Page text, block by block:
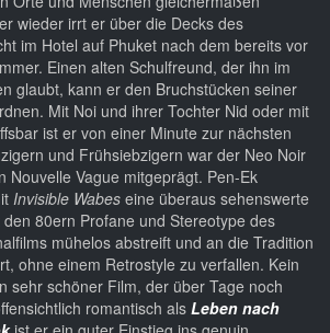
wieder irrt er über die Decks des
im Hotel auf Phuket nach dem bereits vor
Einen alten Schulfreund, der ihn im
glaubt, kann er den Bruchstücken seiner
Mit Noi und ihrer Tochter Nid oder mit
ist er von einer Minute zur nächsten
und Frühsiebzigern war der Neo Noir
Nouvelle Vague mitgeprägt. Pen-Ek
Invisible Wabes eine überaus sehenswerte
80ern Profane und Stereotype des
mühelos abstreift und an die Tradition
ohne einem Retrostyle zu verfallen. Kein
sehr schöner Film, der über Tage noch
romantisch als Leben nach